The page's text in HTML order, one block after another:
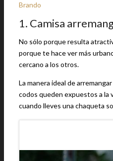
Brando
1. Camisa
No sólo porque resulta
porque te hace ver más
cercano a los otros.
La manera ideal de
codos queden expuestos a la
cuando lleves una chaqueta